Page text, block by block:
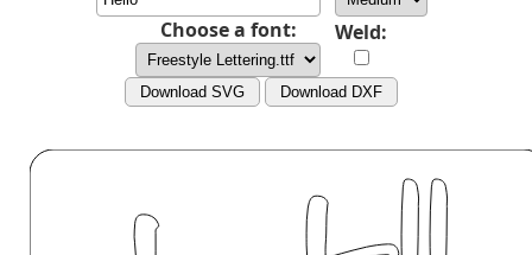
Choose a font: Weld:
Download SVG Download DXF